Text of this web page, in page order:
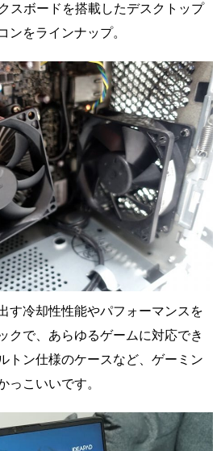
スボードを搭載したデスクトップ
ンをラインナップ。
す冷却性性能やパフォーマンスを
クで、あらゆるゲームに対応でき
トン仕様のケースなど、ゲーミン
っこいいです。